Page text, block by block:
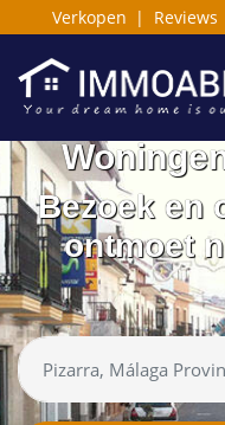
Verkopen | Reviews
Bezoek en
ontmoet